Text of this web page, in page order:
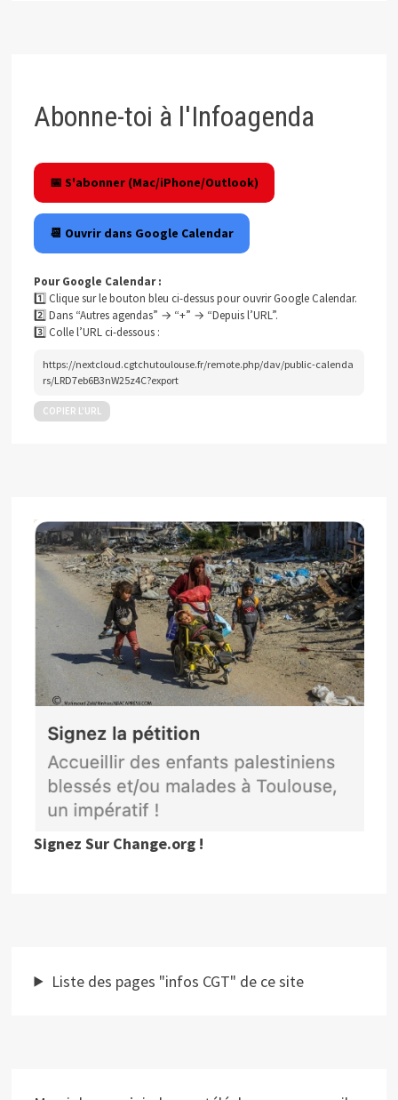
Abonne-toi à l'Infoagenda
📅 S'abonner (Mac/iPhone/Outlook)
📆 Ouvrir dans Google Calendar
Pour Google Calendar :
1️⃣ Clique sur le bouton bleu ci-dessus pour ouvrir Google Calendar.
2️⃣ Dans “Autres agendas” → “+” → “Depuis l’URL”.
3️⃣ Colle l’URL ci-dessous :
https://nextcloud.cgtchutoulouse.fr/remote.php/dav/public-calenda
rs/LRD7eb6B3nW25z4C?export
COPIER L’URL
Signez Sur Change.org !
Liste des pages "infos CGT" de ce site